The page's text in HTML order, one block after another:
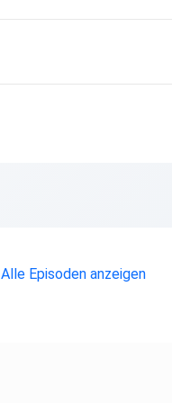
Alle Episoden anzeigen